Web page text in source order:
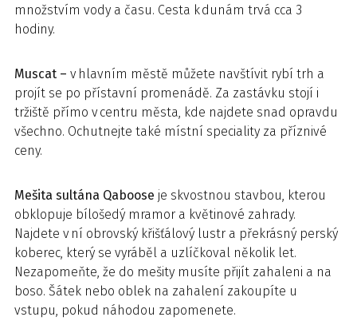
množstvím vody a času. Cesta k dunám trvá cca 3
hodiny.
Muscat – v hlavním městě můžete navštívit rybí trh a
projít se po přístavní promenádě. Za zastávku stojí i
tržiště přímo v centru města, kde najdete snad opravdu
všechno. Ochutnejte také místní speciality za příznivé
ceny.
Mešita sultána Qaboose je skvostnou stavbou, kterou
obklopuje bílošedý mramor a květinové zahrady.
Najdete v ní obrovský křišťálový lustr a překrásný perský
koberec, který se vyráběl a uzlíčkoval několik let.
Nezapomeňte, že do mešity musíte přijít zahaleni a na
boso. Šátek nebo oblek na zahalení zakoupíte u
vstupu, pokud náhodou zapomenete.